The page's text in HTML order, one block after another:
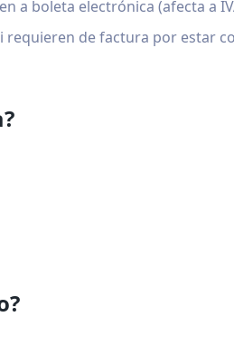
a boleta electrónica (afecta a
requieren de factura por estar